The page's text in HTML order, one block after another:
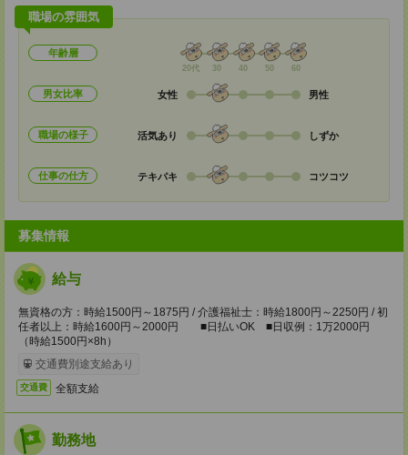
職場の雰囲気
年齢層
20代 30 40 50 60
男女比率 女性 男性
職場の様子 活気あり しずか
仕事の仕方 テキパキ コツコツ
募集情報
給与
無資格の方：時給1500円～1875円 / 介護福祉士：時給1800円～2250円 / 初
任者以上：時給1600円～2000円 ■日払いOK ■日収例：1万2000円
（時給1500円×8h）
交通費別途支給あり
交通費 全額支給
勤務地